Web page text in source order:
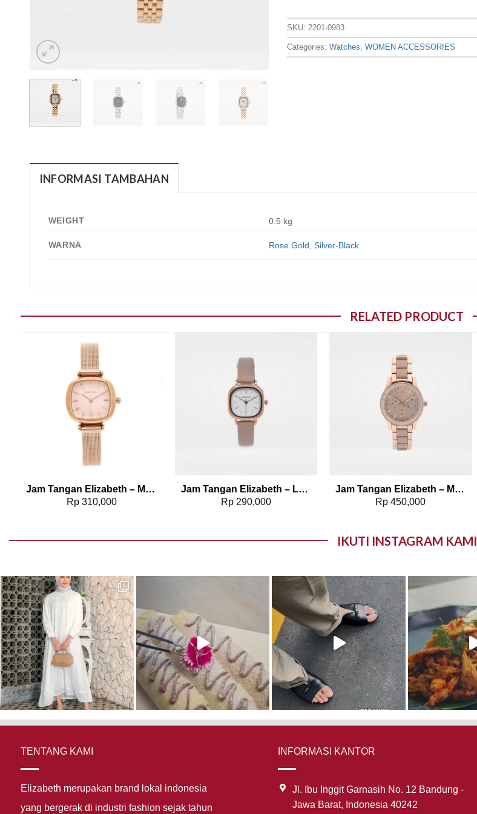
SKU: 2201-0983
Categories:Watches ,WOMEN ACCESSORIES
INFORMASI TAMBAHAN
WEIGHT 0.5 kg
WARNA Rose Gold Silver-Black
RELATED PRODUCT
Jam Tangan Elizabeth – Mesh Strap 2203-0514
Rp310,000
Jam Tangan Elizabeth – Leather Strap 2200-0827
Rp 290,000
Add to wishlist
Jam Tangan Elizabeth – Marble Strap Kavya
Rp 450,000
IKUTI INSTAGRAM KAMI
TENTANG KAMI
Elizabeth merupakan brand lokal indonesia
yang bergerak di industri fashion sejak tahun
INFORMASI KANTOR
Jl. Ibu Inggit Garnasih No. 12 Bandung -
Jawa Barat, Indonesia 40242